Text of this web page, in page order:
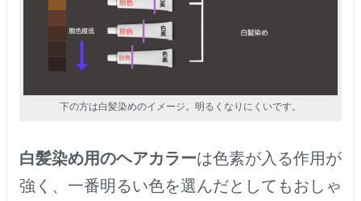
下の方は白髪染めのイメージ。明るくなりにくいです。
白髪染め用のヘアカラーは色素が入る作用が
強く、一番明るい色を選んだとしてもおしゃ